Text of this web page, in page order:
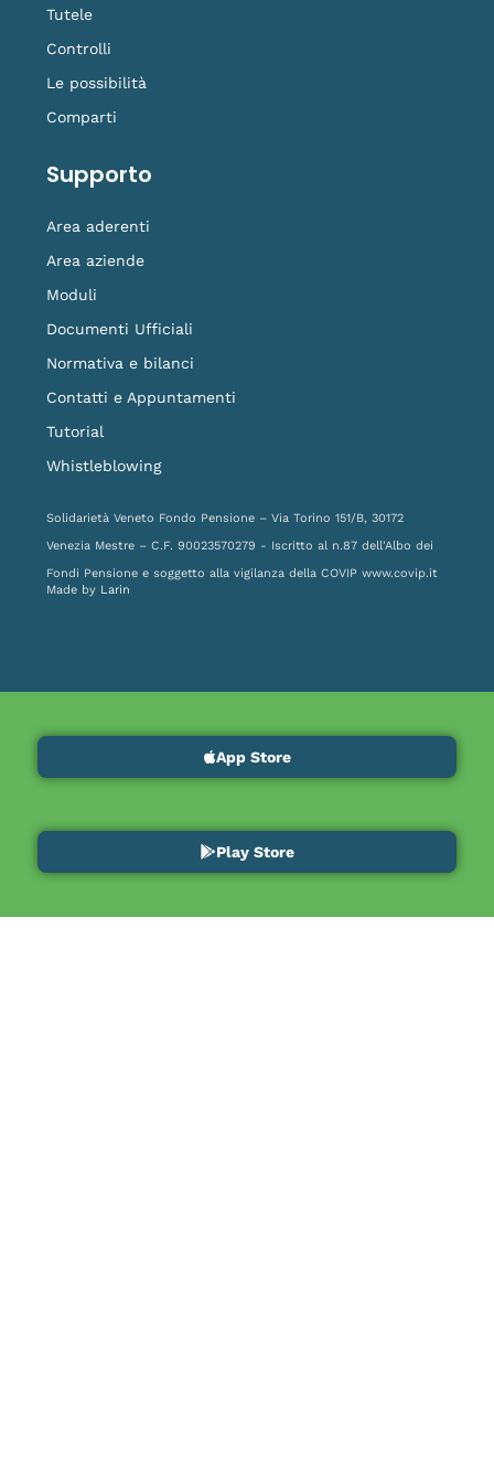
Tutele
Controlli
Le possibilità
Comparti
Supporto
Area aderenti
Area aziende
Moduli
Documenti Ufficiali
Normativa e bilanci
Contatti e Appuntamenti
Tutorial
Whistleblowing
Solidarietà Veneto Fondo Pensione – Via Torino 151/B, 30172
Venezia Mestre – C.F. 90023570279 - Iscritto al n.87 dell'Albo dei
Fondi Pensione e soggetto alla vigilanza della COVIP www.covip.it
Made by Larin
App Store
Play Store